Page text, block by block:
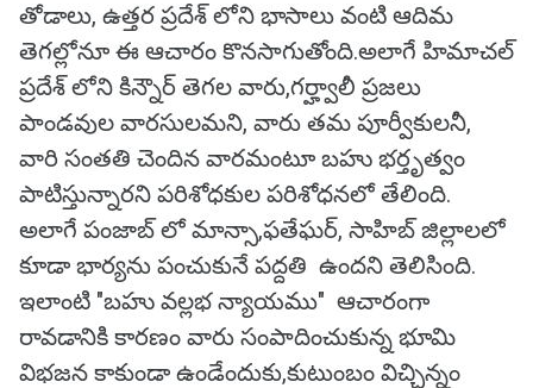
తోడాలు, ఉత్తర ప్రదేశ్ లోని భాసాలు వంటి ఆదిమ
తెగల్లోనూ ఈ ఆచారం కొనసాగుతోంది.అలాగే హిమాచల్
ప్రదేశ్ లోని కిన్నౌర్ తెగల వారు,గర్హ్వాలీ ప్రజలు
పాండవుల వారసులమని, వారు తమ పూర్వీకులనీ,
వారి సంతతి చెందిన వారమంటూ బహు భర్తృత్వం
పాటిస్తున్నారని పరిశోధకుల పరిశోధనలో తేలింది.
అలాగే పంజాబ్ లో మాన్సా,ఫతేఘర్, సాహిబ్ జిల్లాలలో
కూడా భార్యను పంచుకునే పద్దతి ఉందని తెలిసింది.
ఇలాంటి "బహు వల్లభ న్యాయము" ఆచారంగా
రావడానికి కారణం వారు సంపాదించుకున్న భూమి
విభజన కాకుండా ఉండేందుకు,కుటుంబం విచ్ఛిన్నం